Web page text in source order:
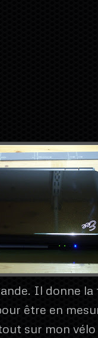
Il donne
être en
sur mon vélo